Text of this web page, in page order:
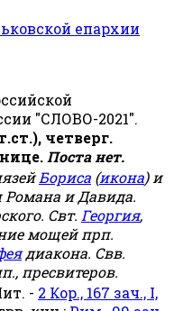
епархии
"СЛОВО-2021".
четверг.
Поста нет.
Бориса (икона) и
Романа и Давида.
Свт. Георгия,
мощей прп.
диакона. Свв.
пресвитеров.
- 2 Кор., 167 зач., I,